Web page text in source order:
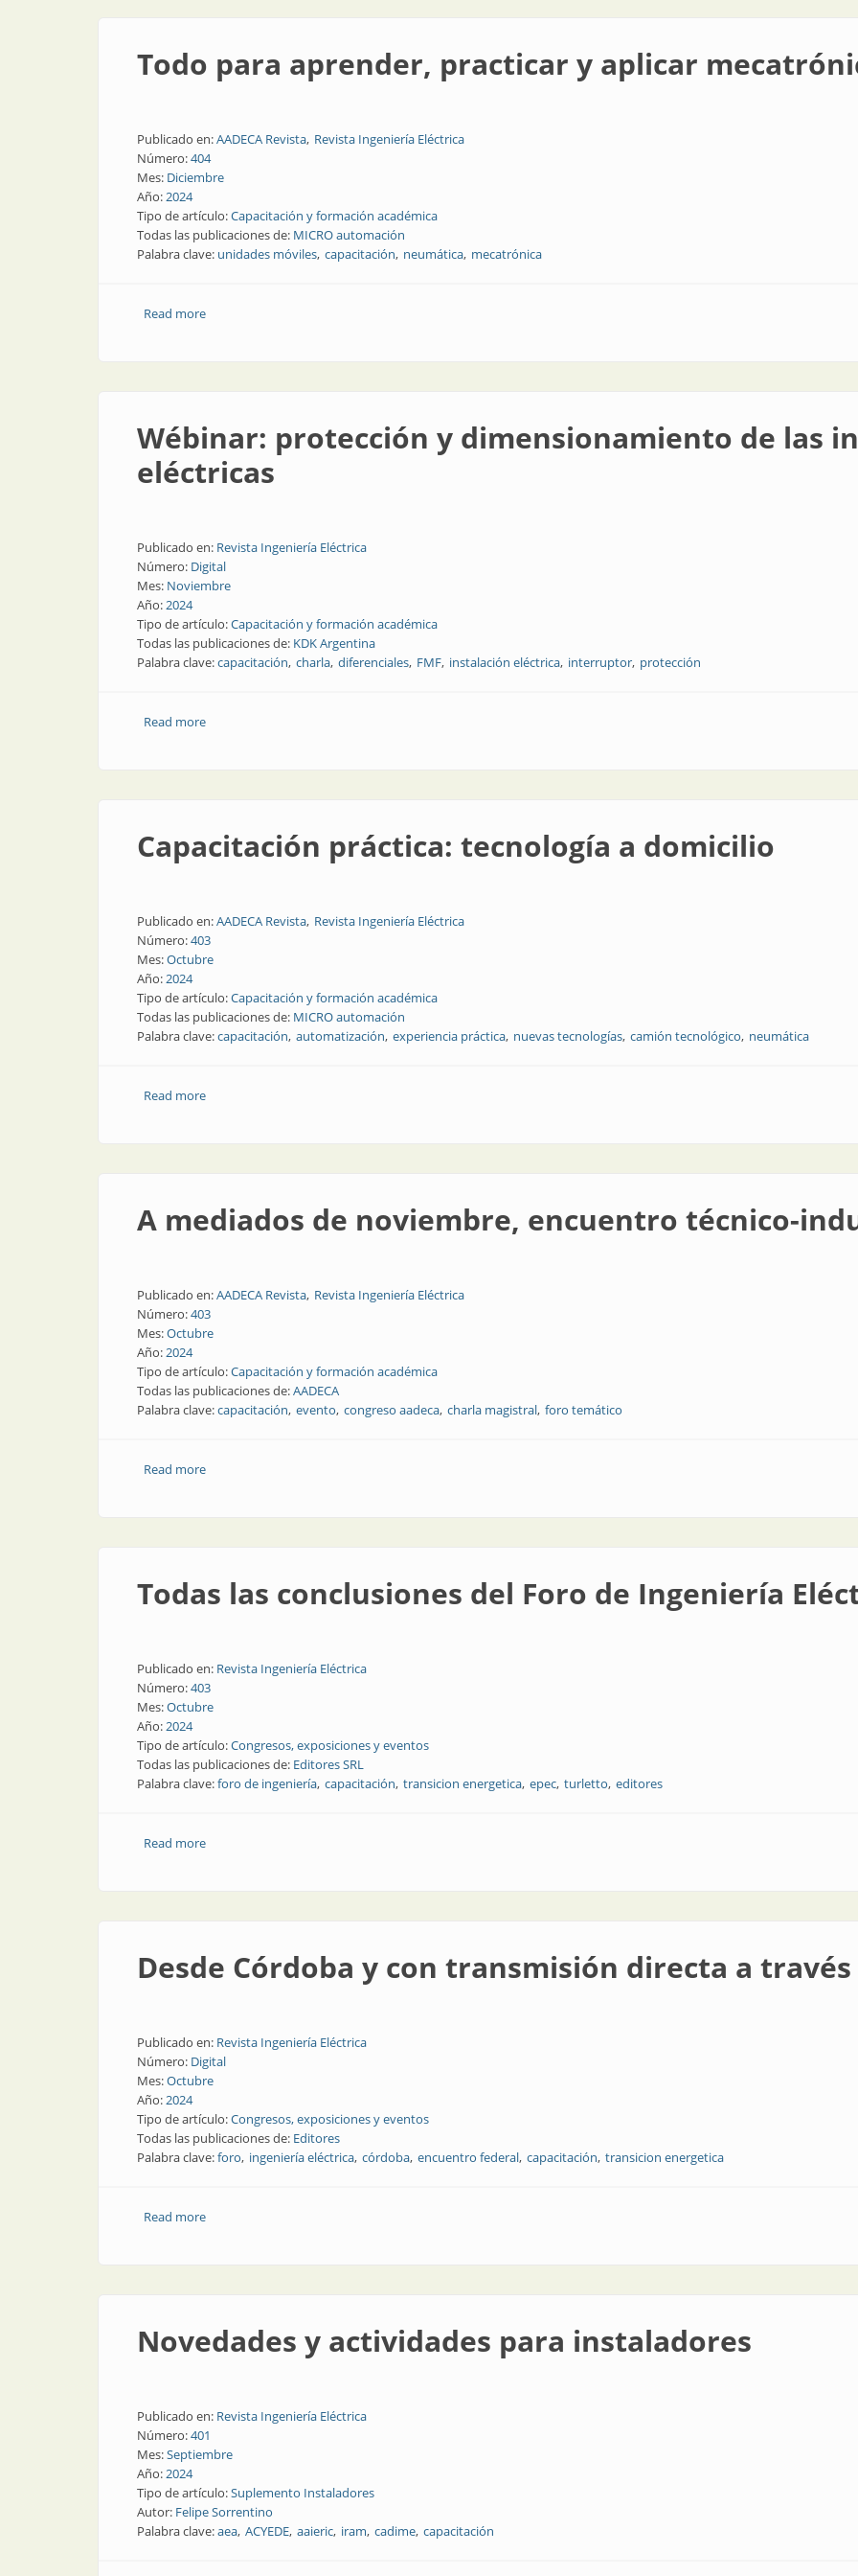
Todo para aprender, practicar y aplicar
Publicado en:AADECA Revista Revista Ingeniería Eléctrica
Número:404
Mes: Diciembre
Año:2024
Tipo de artículo:Capacitación y formación académica
Todas las publicaciones de: MICRO automación
Palabra clave: unidades móviles capacitación neumática mecatrónica
Read moreabout Todo para aprender, practicar y aplicar mecatrónica
Wébinar: protección y dimensionamiento de las
eléctricas
Publicado en: Revista Ingeniería Eléctrica
Número: Digital
Mes: Noviembre
Año:2024
Tipo de artículo:Capacitación y formación académica
Todas las publicaciones de: KDK Argentina
Palabra clave:capacitación charla diferenciales FMF instalación eléctrica interruptor protección
Read moreabout Wébinar: protección y dimensionamiento de las instalaciones eléctricas
Capacitación práctica: tecnología a domicilio
Publicado en:AADECA Revista Revista Ingeniería Eléctrica
Número:403
Mes:Octubre
Año:2024
Tipo de artículo:Capacitación y formación académica
Todas las publicaciones de: MICRO automación
Palabra clave:capacitación automatización experiencia práctica nuevas tecnologías camión tecnológico neumática
Read moreabout Capacitación práctica: tecnología a domicilio
A mediados de noviembre, encuentro técnico-
Publicado en:AADECA Revista Revista Ingeniería Eléctrica
Número:403
Mes:Octubre
Año:2024
Tipo de artículo:Capacitación y formación académica
Todas las publicaciones de:AADECA
Palabra clave:capacitación evento congreso aadeca charla magistral foro temático
Read moreabout A mediados de noviembre, encuentro técnico-industrial
Todas las conclusiones del Foro de Ingeniería
Publicado en: Revista Ingeniería Eléctrica
Número:403
Mes:Octubre
Año:2024
Tipo de artículo:Congresos, exposiciones y eventos
Todas las publicaciones de: Editores SRL
Palabra clave:foro de ingeniería capacitación transicion energetica epec turletto editores
Read moreabout Todas las conclusiones del Foro de Ingeniería Eléctrica
Desde Córdoba y con transmisión directa a
Publicado en: Revista Ingeniería Eléctrica
Número: Digital
Mes:Octubre
Año:2024
Tipo de artículo:Congresos, exposiciones y eventos
Todas las publicaciones de: Editores
Palabra clave:foro ingeniería eléctrica córdoba encuentro federal capacitación transicion energetica
Read moreabout Desde Córdoba y con transmisión directa a través de Internet
Novedades y actividades para instaladores
Publicado en: Revista Ingeniería Eléctrica
Número:401
Mes:Septiembre
Año:2024
Tipo de artículo:Suplemento Instaladores
Autor: Felipe Sorrentino
Palabra clave:aea ACYEDE aaieric iram cadime capacitación